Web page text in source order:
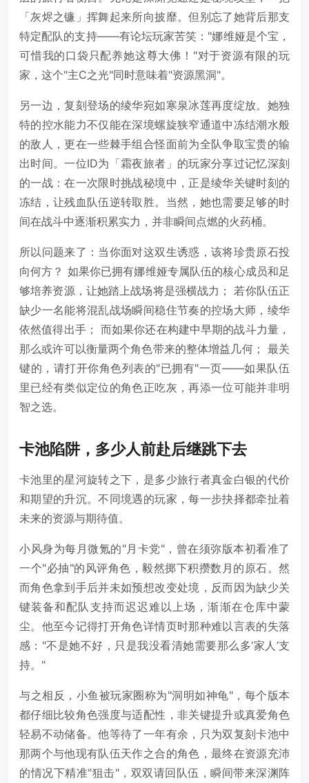
「灰烬之镰」挥舞起来所向披靡。但别忘了她背后那支
特定配队的支持——有论坛玩家苦笑："娜维娅是个宝，
可惜我的口袋只配养她这尊大佛！"对于资源有限的玩
家，这个"主C之光"同时意味着"资源黑洞"。
另一边，复刻登场的绫华宛如寒泉冰莲再度绽放。她独
特的控水能力不仅能在深境螺旋狭窄通道中冻结潮水般
的敌人，更在一些棘手组合怪面前为全队争取宝贵的输
出时间。一位ID为「霜夜旅者」的玩家分享过记忆深刻
的一战：在一次限时挑战秘境中，正是绫华关键时刻的
冻结，让残血队伍逆转取胜。当然，她也需要足够的时
间在战斗中逐渐积累实力，并非瞬间点燃的火药桶。
所以问题来了：当你面对这双生诱惑，该将珍贵原石投
向何方？ 如果你已拥有娜维娅专属队伍的核心成员和足
够培养资源，让她踏上战场将是强横战力； 若你队伍正
缺少一名能将混乱战场瞬间稳住节奏的控场大师，绫华
依然值得出手； 而如果你还在构建中早期的战斗力量，
那么或许可以衡量两个角色带来的整体增益几何； 最关
键的，请打开你角色列表的"已拥有"一页——如果队伍
里已经有类似定位的角色正吃灰，再添一位可能并非明
智之选。
卡池陷阱，多少人前赴后继跳下去
卡池里的星河旋转之下，是多少旅行者真金白银的代价
和期望的升沉。不同境遇的玩家，每一步抉择都牵扯着
未来的资源与期待值。
小风身为每月微氪的"月卡党"，曾在须弥版本初看准了
一个"必抽"的风评角色，毅然掷下积攒数月的原石。然
而角色拿到手后并未如预想改变处境，反而因为缺少关
键装备和配队支持而迟迟难以上场，渐渐在仓库中蒙
尘。他至今记得打开角色详情页时那种难以言表的失落
感："不是她不好，只是我没看清她需要那么多‘家人’支
持。"
与之相反，小鱼被玩家圈称为"洞明如神龟"，每个版本
都仔细比较角色强度与适配性，非关键提升或真爱角色
轻易不动储备。他等待了一年有余，只为双复刻卡池中
那两个与他现有队伍天作之合的角色，最终在资源充沛
的情况下精准"狙击"，双双请回队伍，瞬间带来深渊阵